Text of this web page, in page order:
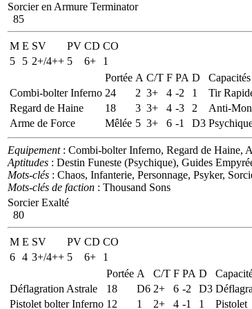
Sorcier en Armure Terminator
85
M E SV PV CD CO
5
5 2+/4++ 5 6+
1
Portée A C/T F PA D
Capacités
Combi-bolter Inferno 24 2 3+ 4 -2 1
Tir
Regard de Haine
18 3 3+ 4 -3 2
Anti-
Arme de Force
Mêlée 5 3+ 6 -1 D3
Equipement: Combi-bolter Inferno, Regard de Haine,
Aptitudes : Destin Funeste (Psychique), Guides
Mots-clés : Chaos, Infanterie, Personnage, Psyker,
Mots-clés de faction : Thousand Sons
Sorcier Exalté
80
M E SV PV CD CO
6 4 3+/4++ 5 6+
1
Portée A C/T F PA D
Déflagration Astrale
18 D6 2+ 6 -2 D3
Pistolet bolter Inferno 12 1 2+ 4 -1 1 Pistolet